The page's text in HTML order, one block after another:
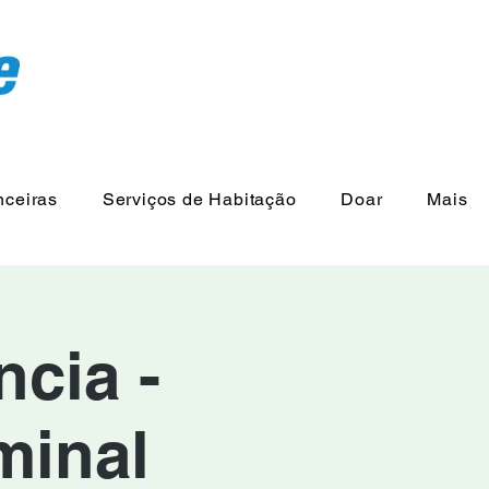
Serviços de Habitação Doar Mais
-